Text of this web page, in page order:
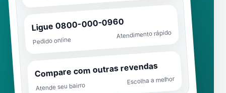
Ligue 0800-000-0960
Pedido online
Atendimento rápido
Compare com outras revendas
Atende seu bairro
Escolha a melhor